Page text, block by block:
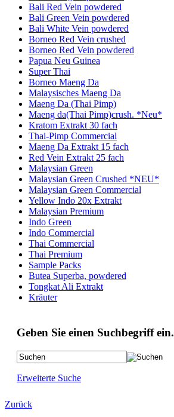
Bali Red Vein powdered
Bali Green Vein powdered
Bali White Vein powdered
Borneo Red Vein crushed
Borneo Red Vein powdered
Papua Neu Guinea
Super Thai
Borneo Maeng Da
Malaysisches Maeng Da
Maeng Da (Thai Pimp)
Maeng da(Thai Pimp)crush. *Neu*
Kratom Extrakt 30 fach
Thai-Pimp Commercial
Maeng Da Extrakt 15 fach
Red Vein Extrakt 25 fach
Malaysian Green
Malaysian Green Crushed *NEU*
Malaysian Green Commercial
Yellow Indo 20x Extrakt
Malaysian Premium
Indo Green
Indo Commercial
Thai Commercial
Thai Premium
Sample Packs
Butea Superba, powdered
Tongkat Ali Extrakt
Kräuter
Geben Sie einen Suchbegriff ein.
Erweiterte Suche
Zurück